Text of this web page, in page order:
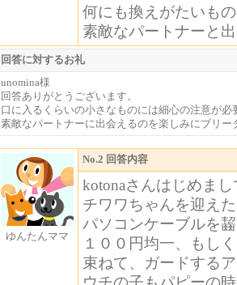
何にも換えがたいも
素敵なパートナーと
回答に対するお礼
unomina様
回答ありがとうございます。
口に入るくらいの小さなものには細心の注意が必
素敵なパートナーに出会えるのを楽しみにブリ
ゆんたんママ
No.2 回答内容
kotonaさんはじめま
チワワちゃんを迎え
パソコンケーブルを
１００円均一、もし
束ねて、ガードする